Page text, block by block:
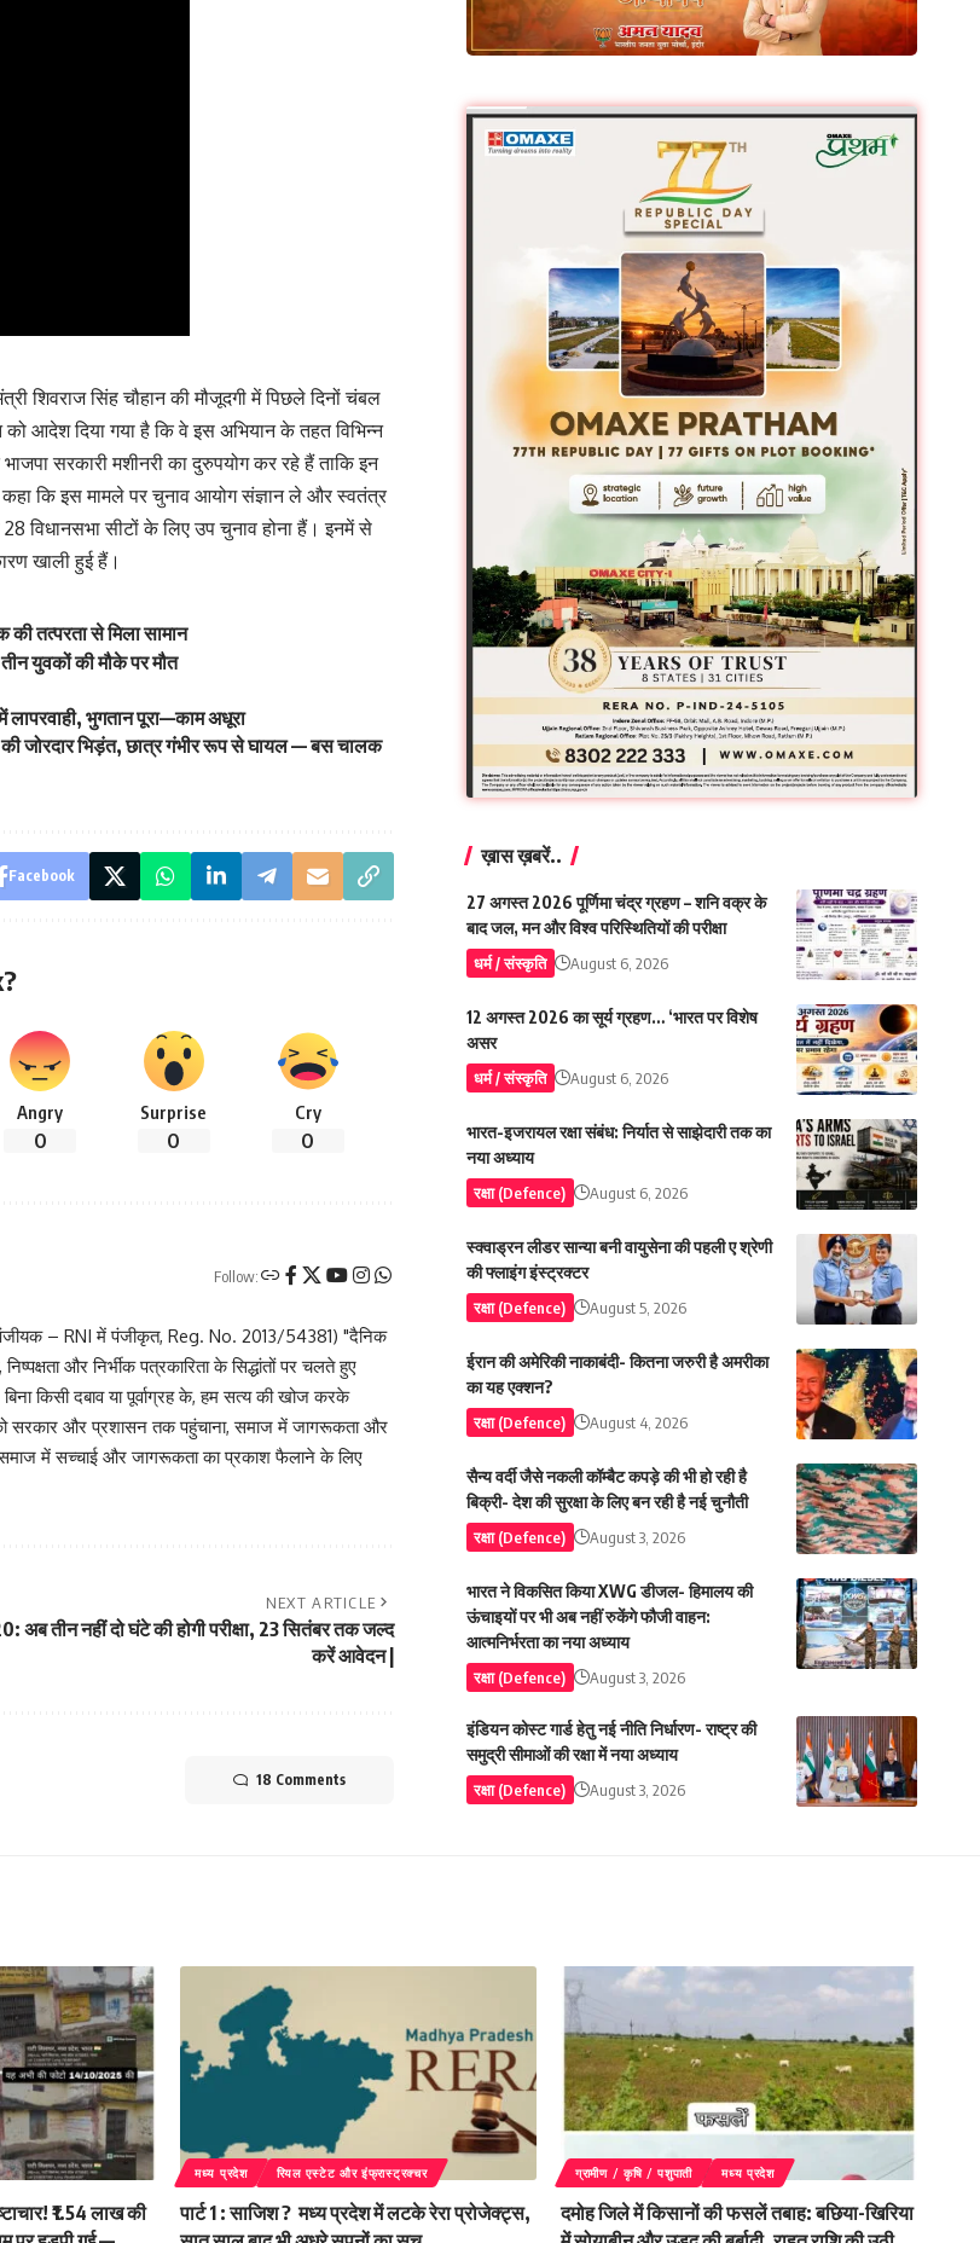
शिवराज सिंह चौहान की मौजूदगी में पिछले दिनों चंबल
आदेश दिया गया है कि वे इस अभियान के तहत विभिन्न
सरकारी मशीनरी का दुरुपयोग कर रहे हैं ताकि इन
कि इस मामले पर चुनाव आयोग संज्ञान ले और स्वतंत्र
विधानसभा सीटों के लिए उप चुनाव होना हैं। इनमें से
खाली हुई हैं।
की तत्परता से मिला सामान
युवकों की मौके पर मौत
लापरवाही, भुगतान पूरा—काम अधूरा
जोरदार भिड़ंत, छात्र गंभीर रूप से घायल — बस चालक
Facebook
Angry
0
Surprise
0
Cry
0
Follow:
– RNI में पंजीकृत, Reg. No. 2013/54381) "दैनिक
और निर्भीक पत्रकारिता के सिद्धांतों पर चलते हुए
किसी दबाव या पूर्वाग्रह के, हम सत्य की खोज करके
सरकार और प्रशासन तक पहुंचाना, समाज में जागरूकता और
समाज में सच्चाई और जागरूकता का प्रकाश फैलाने के लिए
NEXT ARTICLE
अब तीन नहीं दो घंटे की होगी परीक्षा, 23 सितंबर तक जल्द
करें आवेदन |
18 Comments
ख़ास ख़बरें..
27 अगस्त 2026 पूर्णिमा चंद्र ग्रहण – शनि वक्र के
बाद जल, मन और विश्व परिस्थितियों की परीक्षा
धर्म / संस्कृति August 6, 2026
12 अगस्त 2026 का सूर्य ग्रहण… ‘भारत पर विशेष
असर
धर्म / संस्कृति August 6, 2026
भारत-इजरायल रक्षा संबंध: निर्यात से साझेदारी तक का
नया अध्याय
रक्षा (Defence) August 6, 2026
स्क्वाड्रन लीडर सान्या बनी वायुसेना की पहली ए श्रेणी
की फ्लाइंग इंस्ट्रक्टर
रक्षा (Defence) August 5, 2026
ईरान की अमेरिकी नाकाबंदी- कितना जरुरी है अमरीका
का यह एक्शन?
रक्षा (Defence) August 4, 2026
सैन्य वर्दी जैसे नकली कॉम्बैट कपड़े की भी हो रही है
बिक्री- देश की सुरक्षा के लिए बन रही है नई चुनौती
रक्षा (Defence) August 3, 2026
भारत ने विकसित किया XWG डीजल- हिमालय की
ऊंचाइयों पर भी अब नहीं रुकेंगे फौजी वाहन:
आत्मनिर्भरता का नया अध्याय
रक्षा (Defence) August 3, 2026
इंडियन कोस्ट गार्ड हेतु नई नीति निर्धारण- राष्ट्र की
समुद्री सीमाओं की रक्षा में नया अध्याय
रक्षा (Defence) August 3, 2026
₹1.54 लाख की
मध्य प्रदेश रियल एस्टेट और इंफ्रास्ट्रक्चर
पार्ट 1 : साजिश ? मध्य प्रदेश में लटके रेरा प्रोजेक्ट्स,
ग्रामीण / कृषि / पशुपाती मध्य प्रदेश
दमोह जिले में किसानों की फसलें तबाह: बछिया-खिरिया